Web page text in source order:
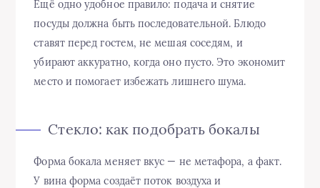
Ещё одно удобное правило: подача и снятие
посуды должна быть последовательной. Блюдо
ставят перед гостем, не мешая соседям, и
убирают аккуратно, когда оно пусто. Это экономит
место и помогает избежать лишнего шума.
Стекло: как подобрать бокалы
Форма бокала меняет вкус — не метафора, а факт.
У вина форма создаёт поток воздуха и